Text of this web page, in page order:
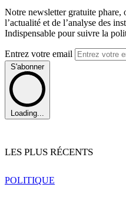
Notre newsletter gratuite phare,
l’actualité et de l’analyse des
Indispensable pour suivre la
Entrez votre email
S'abonner
Loading...
LES PLUS RÉCENTS
POLITIQUE